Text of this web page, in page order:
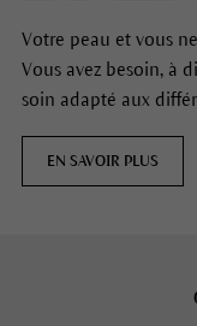
Votre peau et vous
Vous avez besoin, à
soin adapté aux
EN SAVOIR PLUS